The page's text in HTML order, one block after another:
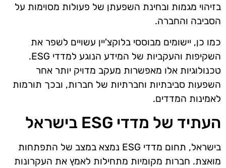
בזיהוי מגמות ובחינת השפעתן של פעולות מסוימות על
הסביבה והחברה.
כמו כן, יישומים מבוססי בלוקצ'יין עשויים לשפר את
השקיפות והעקביות של המידע הנוגע למדדי ESG.
טכנולוגיות אלו מאפשרות מעקב מדויק יותר אחר
השפעות סביבתיות וחברתיות של חברות, ובכך תורמות
לאמינות המדדים.
העתיד של מדדי ESG בישראל
בישראל, תחום מדדי ESG נמצא במצב של התפתחות
מואצת. חברות מקומיות מתחילות לאמץ את העקרונות